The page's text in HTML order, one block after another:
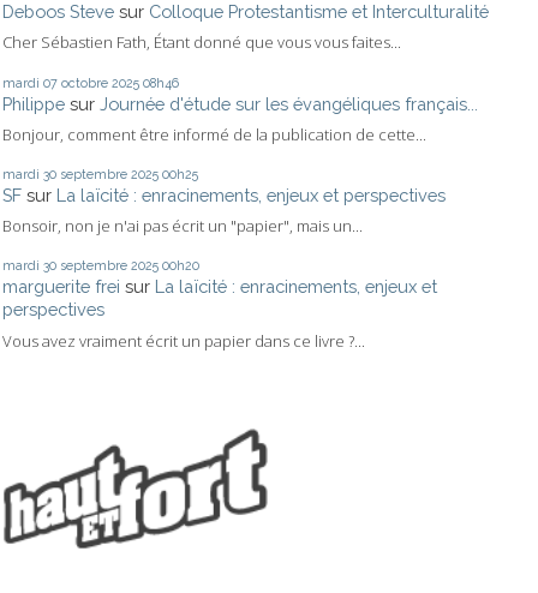
Deboos Steve sur Colloque Protestantisme et Interculturalité
Cher Sébastien Fath, Étant donné que vous vous faites...
mardi 07 octobre 2025 08h46
Philippe sur Journée d'étude sur les évangéliques français...
Bonjour, comment être informé de la publication de cette...
mardi 30 septembre 2025 00h25
SF sur La laïcité : enracinements, enjeux et perspectives
Bonsoir, non je n'ai pas écrit un "papier", mais un...
mardi 30 septembre 2025 00h20
marguerite frei sur La laïcité : enracinements, enjeux et
perspectives
Vous avez vraiment écrit un papier dans ce livre ?...